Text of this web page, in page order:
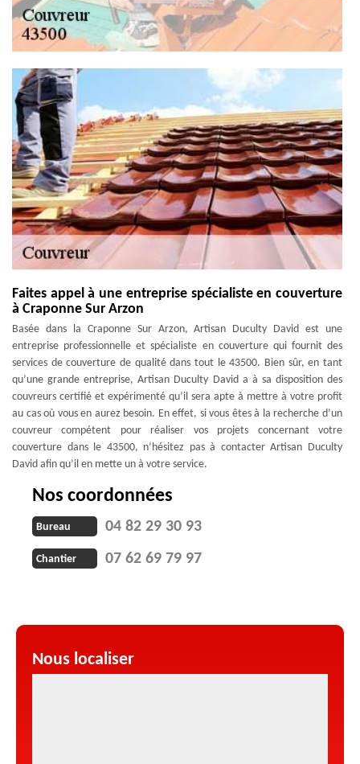
Faites appel à une entreprise spécialiste en couverture
à Craponne Sur Arzon
Basée dans la Craponne Sur Arzon, Artisan Duculty David est une
entreprise professionnelle et spécialiste en couverture qui fournit des
services de couverture de qualité dans tout le 43500. Bien sûr, en tant
qu’une grande entreprise, Artisan Duculty David a à sa disposition des
couvreurs certifié et expérimenté qu’il sera apte à mettre à votre profit
au cas où vous en aurez besoin. En effet, si vous êtes à la recherche d’un
couvreur compétent pour réaliser vos projets concernant votre
couverture dans le 43500, n’hésitez pas à contacter Artisan Duculty
David afin qu’il en mette un à votre service.
Nos coordonnées
Bureau 04 82 29 30 93
Chantier 07 62 69 79 97
Nous localiser